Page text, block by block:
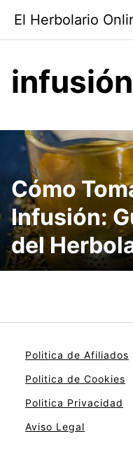
contenido
El Herbolario
infusión
Cómo
Infusión:
del
Politica de Afiliados
Politica de Cookies
Politica Privacidad
Aviso Legal